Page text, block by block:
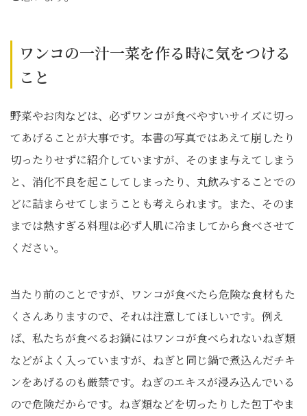
ワンコの一汁一菜を作る時に気をつける
こと
野菜やお肉などは、必ずワンコが食べやすいサイズに切っ
てあげることが大事です。本書の写真ではあえて崩したり
切ったりせずに紹介していますが、そのまま与えてしまう
と、消化不良を起こしてしまったり、丸飲みすることでの
どに詰まらせてしまうことも考えられます。また、そのま
までは熱すぎる料理は必ず人肌に冷ましてから食べさせて
ください。
当たり前のことですが、ワンコが食べたら危険な食材もた
くさんありますので、それは注意してほしいです。例え
ば、私たちが食べるお鍋にはワンコが食べられないねぎ類
などがよく入っていますが、ねぎと同じ鍋で煮込んだチキ
ンをあげるのも厳禁です。ねぎのエキスが浸み込んでいる
ので危険だからです。ねぎ類などを切ったりした包丁やま